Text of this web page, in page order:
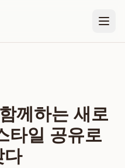
께하는 새로
타일 공유로
다